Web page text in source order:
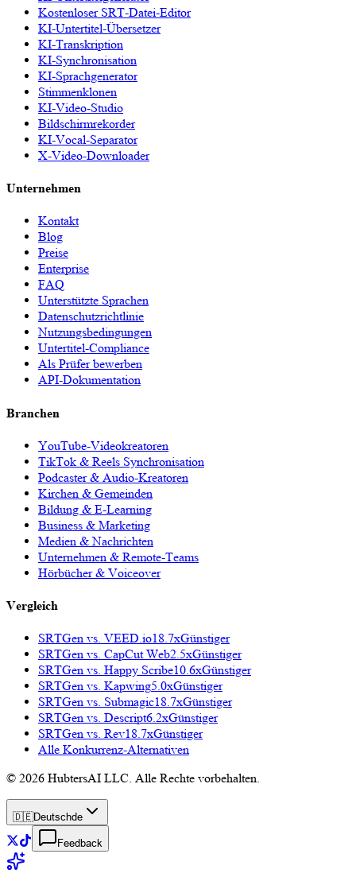
Kostenloser SRT-Datei-Editor
KI-Untertitel-Übersetzer
KI-Transkription
KI-Synchronisation
KI-Sprachgenerator
Stimmenklonen
KI-Video-Studio
Bildschirmrekorder
KI-Vocal-Separator
X-Video-Downloader
Unternehmen
Kontakt
Blog
Preise
Enterprise
FAQ
Unterstützte Sprachen
Datenschutzrichtlinie
Nutzungsbedingungen
Untertitel-Compliance
Als Prüfer bewerben
API-Dokumentation
Branchen
YouTube-Videokreatoren
TikTok & Reels Synchronisation
Podcaster & Audio-Kreatoren
Kirchen & Gemeinden
Bildung & E-Learning
Business & Marketing
Medien & Nachrichten
Unternehmen & Remote-Teams
Hörbücher & Voiceover
Vergleich
SRTGen vs. VEED.io18.7xGünstiger
SRTGen vs. CapCut Web2.5xGünstiger
SRTGen vs. Happy Scribe10.6xGünstiger
SRTGen vs. Kapwing5.0xGünstiger
SRTGen vs. Submagic18.7xGünstiger
SRTGen vs. Descript6.2xGünstiger
SRTGen vs. Rev18.7xGünstiger
Alle Konkurrenz-Alternativen
© 2026 HubtersAI LLC. Alle Rechte vorbehalten.
🇩🇪Deutschde
Feedback